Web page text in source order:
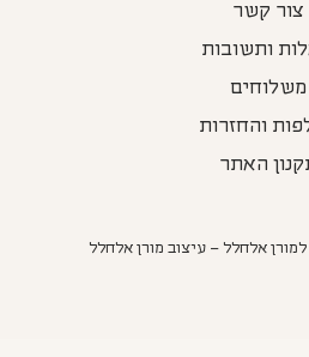
צור קשר
ותשובות
משלוחים
והחזרות
האתר
אלחלל – עיצוב מורן אלחלל